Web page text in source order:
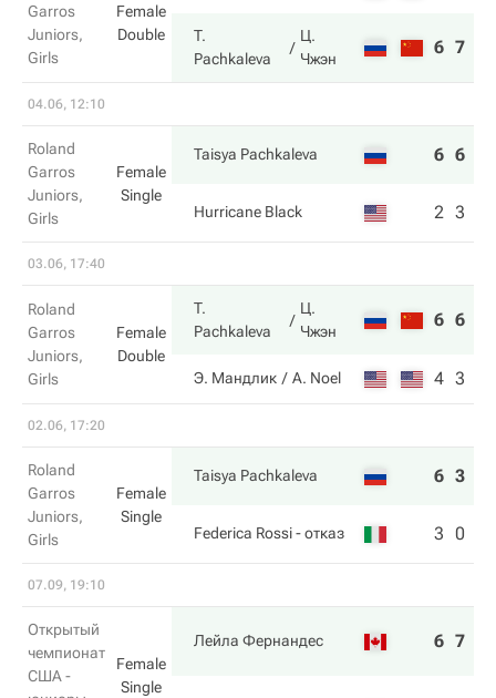
Garros
Juniors,
Girls
Female
Double
T.
Pachkaleva
Ц.
Чжэн
6 7
04.06, 12:10
Roland
Garros
Juniors,
Girls
Female
Single
Taisya Pachkaleva 6 6
Hurricane Black 2 3
03.06, 17:40
Roland
Garros
Juniors,
Girls
Female
Double
T.
Pachkaleva
Ц.
Чжэн
6 6
Э. Мандлик A. Noel 4 3
02.06, 17:20
Roland
Garros
Juniors,
Girls
Female
Single
Taisya Pachkaleva 6 3
Federica Rossi- отказ 3 0
07.09, 19:10
Открытый
чемпионат
США -
Female
Single
Лейла Фернандес 6 7